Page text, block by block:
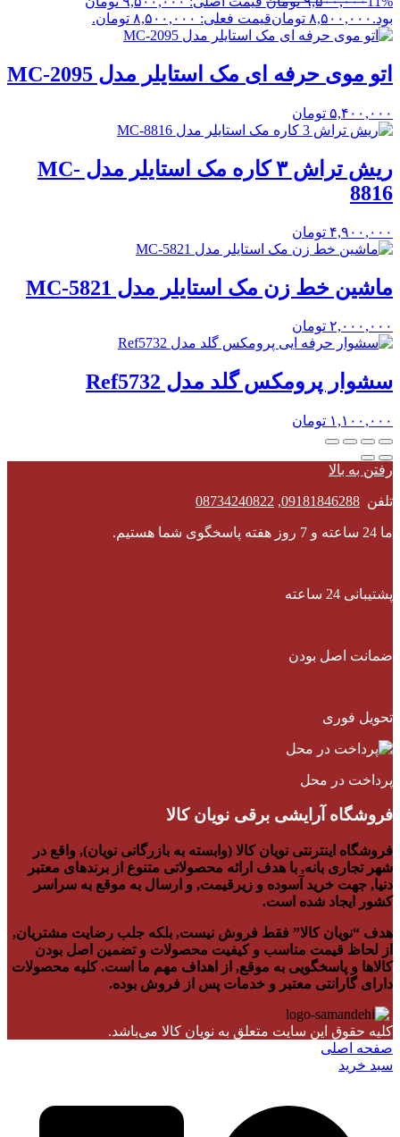
بود. ۸,۵۰۰,۰۰۰ تومانقیمت فعلی: ۸,۵۰۰,۰۰۰ تومان.
اتو موی حرفه ای مک استایلر مدل MC-2095
۵,۴۰۰,۰۰۰ تومان
ریش تراش ۳ کاره مک استایلر مدل MC-
8816
۴,۹۰۰,۰۰۰ تومان
ماشین خط زن مک استایلر مدل MC-5821
۲,۰۰۰,۰۰۰ تومان
سشوار پرومکس گلد مدل Ref5732
۱,۱۰۰,۰۰۰ تومان
رفتن به بالا
تلفن 09181846288
,
08734240822
ما 24 ساعته و 7 روز هفته پاسخگوی شما هستیم.
پشتیبانی 24 ساعته
ضمانت اصل بودن
تحویل فوری
پرداخت در محل
فروشگاه آرایشی برقی نویان کالا
فروشگاه اینترنتی نویان کالا (وابسته به بازرگانی نویان), واقع در
شهر تجاری بانه, با هدف ارائه محصولاتی متنوع از برندهای معتبر
دنیا, جهت خرید آسوده و زیرقیمت, و ارسال به موقع به سراسر
کشور ایجاد شده است.
هدف “نویان کالا” فقط فروش نیست, بلکه جلب رضایت مشتریان,
از لحاظ قیمت مناسب و کیفیت محصولات و تضمین اصل بودن
کالاها و پاسخگویی به موقع, از اهداف مهم ما است. کلیه محصولات
دارای گارانتی معتبر و خدمات پس از فروش بوده.
کلیه حقوق این سایت متعلق به نویان کالا می‌باشد.
صفحه اصلی
سبد خرید